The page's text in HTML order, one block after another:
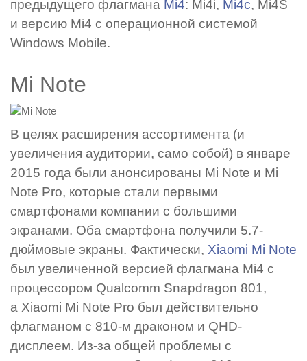
предыдущего флагмана Mi4: Mi4i, Mi4c, Mi4S
и версию Mi4 с операционной системой
Windows Mobile.
Mi Note
В целях расширения ассортимента (и
увеличения аудитории, само собой) в январе
2015 года были анонсированы Mi Note и Mi
Note Pro, которые стали первыми
смартфонами компании с большими
экранами. Оба смартфона получили 5.7-
дюймовые экраны. Фактически, Xiaomi Mi Note
был увеличенной версией флагмана Mi4 с
процессором Qualcomm Snapdragon 801,
а Xiaomi Mi Note Pro был действительно
флагманом с 810-м драконом и QHD-
дисплеем. Из-за общей проблемы с